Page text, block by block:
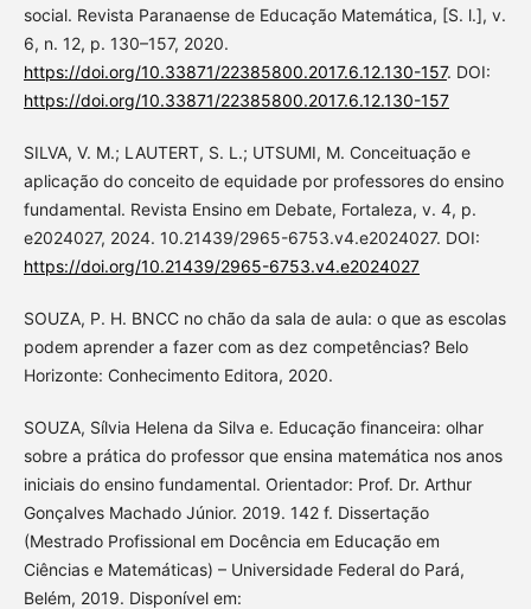
social. Revista Paranaense de Educação Matemática, [S. l.], v.
6, n. 12, p. 130–157, 2020.
https://doi.org/10.33871/22385800.2017.6.12.130-157. DOI:
https://doi.org/10.33871/22385800.2017.6.12.130-157
SILVA, V. M.; LAUTERT, S. L.; UTSUMI, M. Conceituação e
aplicação do conceito de equidade por professores do ensino
fundamental. Revista Ensino em Debate, Fortaleza, v. 4, p.
e2024027, 2024. 10.21439/2965-6753.v4.e2024027. DOI:
https://doi.org/10.21439/2965-6753.v4.e2024027
SOUZA, P. H. BNCC no chão da sala de aula: o que as escolas
podem aprender a fazer com as dez competências? Belo
Horizonte: Conhecimento Editora, 2020.
SOUZA, Sílvia Helena da Silva e. Educação financeira: olhar
sobre a prática do professor que ensina matemática nos anos
iniciais do ensino fundamental. Orientador: Prof. Dr. Arthur
Gonçalves Machado Júnior. 2019. 142 f. Dissertação
(Mestrado Profissional em Docência em Educação em
Ciências e Matemáticas) – Universidade Federal do Pará,
Belém, 2019. Disponível em: